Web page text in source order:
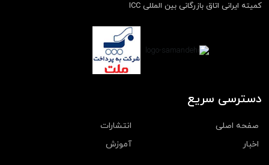
کمیته ایرانی اتاق بازرگانی بین المللی ICC
دسترسی سریع
صفحه اصلی
انتشارات
اخبار
آموزش